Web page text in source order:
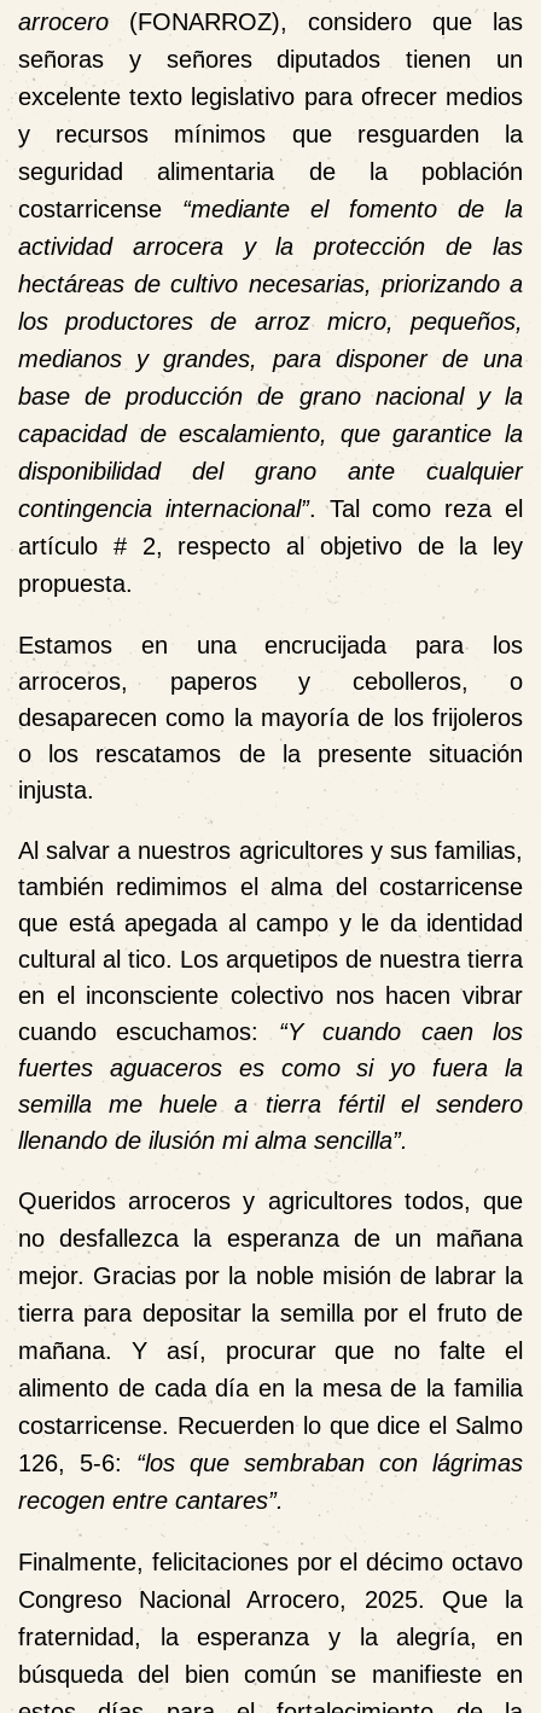
arrocero(FONARROZ), considero que las
señoras y señores diputados tienen un
excelente texto legislativo para ofrecer medios
y recursos mínimos que resguarden la
seguridad alimentaria de la población
costarricense “mediante el fomento de la
actividad arrocera y la protección de las
hectáreas de cultivo necesarias, priorizando a
los productores de arroz micro, pequeños,
medianos y grandes, para disponer de una
base de producción de grano nacional y la
capacidad de escalamiento, que garantice la
disponibilidad del grano ante cualquier
contingencia internacional”. Tal como reza el
artículo # 2, respecto al objetivo de la ley
propuesta.
Estamos en una encrucijada para los
arroceros, paperos y cebolleros, o
desaparecen como la mayoría de los frijoleros
o los rescatamos de la presente situación
injusta.
Al salvar a nuestros agricultores y sus familias,
también redimimos el alma del costarricense
que está apegada al campo y le da identidad
cultural al tico. Los arquetipos de nuestra tierra
en el inconsciente colectivo nos hacen vibrar
cuando escuchamos: “Y cuando caen los
fuertes aguaceros es como si yo fuera la
semilla me huele a tierra fértil el sendero
llenando de ilusión mi alma sencilla”.
Queridos arroceros y agricultores todos, que
no desfallezca la esperanza de un mañana
mejor. Gracias por la noble misión de labrar la
tierra para depositar la semilla por el fruto de
mañana. Y así, procurar que no falte el
alimento de cada día en la mesa de la familia
costarricense. Recuerden lo que dice el Salmo
126, 5-6: “los que sembraban con lágrimas
recogen entre cantares”.
Finalmente, felicitaciones por eldécimo octavo
Congreso Nacional Arrocero, 2025. Que la
fraternidad, la esperanza y la alegría, en
búsqueda del bien común se manifieste en